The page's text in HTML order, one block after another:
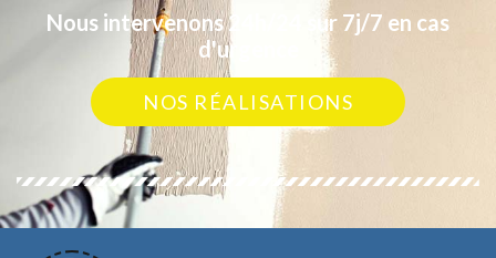
Nous intervenons 24h/24 sur 7j/7 en cas
d'urgence
NOS RÉALISATIONS